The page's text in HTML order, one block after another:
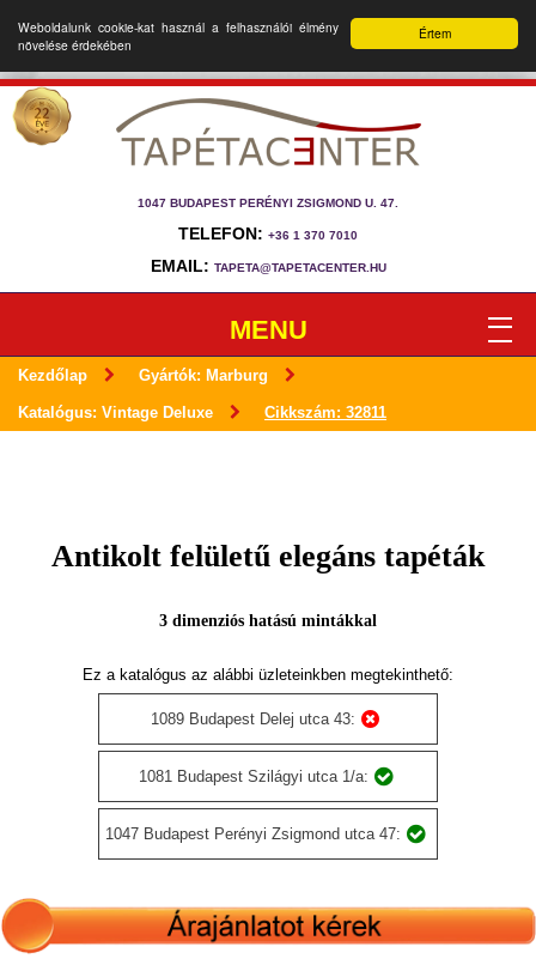
Értem
Weboldalunk cookie-kat használ a felhasználói élmény
növelése érdekében
1047 BUDAPEST PERÉNYI ZSIGMOND U. 47.
TELEFON: +36 1 370 7010
EMAIL: TAPETA@TAPETACENTER.HU
MENU
Kezdőlap Gyártók: Marburg
Katalógus: Vintage Deluxe Cikkszám: 32811
Antikolt felületű elegáns tapéták
3 dimenziós hatású mintákkal
Ez a katalógus az alábbi üzleteinkben megtekinthető:
1089 Budapest Delej utca 43:
1081 Budapest Szilágyi utca 1/a:
1047 Budapest Perényi Zsigmond utca 47: